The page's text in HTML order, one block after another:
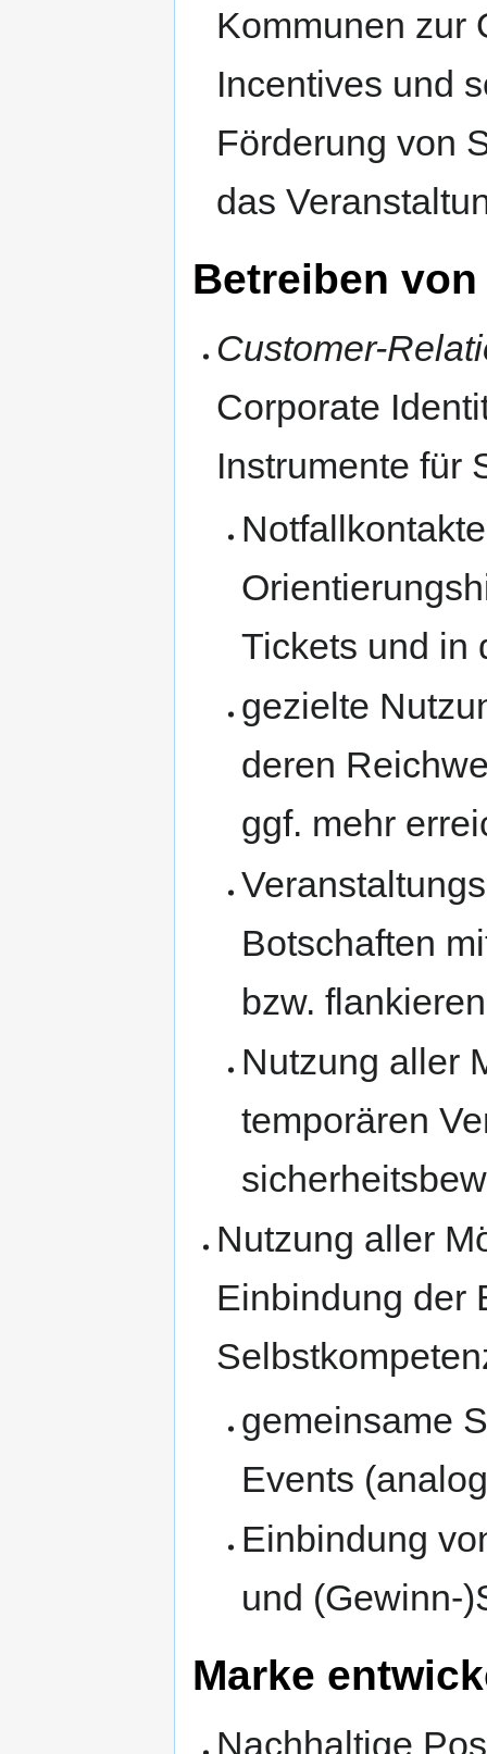
Kommunen zur
Incentives und
Förderung von
das
Betreiben
Customer-
Corporate
Instrumente für
Tickets und in
gezielte
deren
ggf. mehr
Botschaften
bzw. flankieren
Nutzung aller
temporären
Nutzung aller
Einbindung der
gemeinsame
Events
Einbindung
und (Gewinn-
Marke
Nachhaltige